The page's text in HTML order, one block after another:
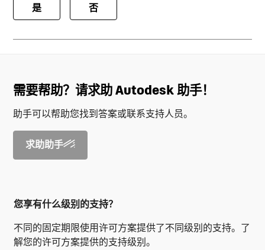
是 否
需要帮助？请求助 Autodesk 助手！
助手可以帮助您找到答案或联系支持人员。
求助助手
您享有什么级别的支持？
不同的固定期限使用许可方案提供了不同级别的支持。了
解您的许可方案提供的支持级别。